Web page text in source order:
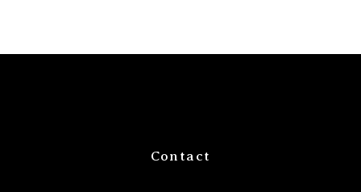
Contact